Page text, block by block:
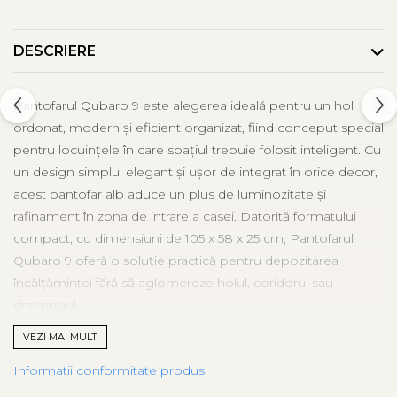
DESCRIERE
Pantofarul Qubaro 9 este alegerea ideală pentru un hol
ordonat, modern și eficient organizat, fiind conceput special
pentru locuințele în care spațiul trebuie folosit inteligent. Cu
un design simplu, elegant și ușor de integrat în orice decor,
acest pantofar alb aduce un plus de luminozitate și
rafinament în zona de intrare a casei. Datorită formatului
compact, cu dimensiuni de 105 x 58 x 25 cm, Pantofarul
Qubaro 9 oferă o soluție practică pentru depozitarea
încălțămintei fără să aglomereze holul, coridorul sau
Acest mobilier pentru hol este prevăzut cu uși rabatabile, un
sistem foarte util pentru organizarea pantofilor, adidașilor,
VEZI MAI MULT
Informatii conformitate produs